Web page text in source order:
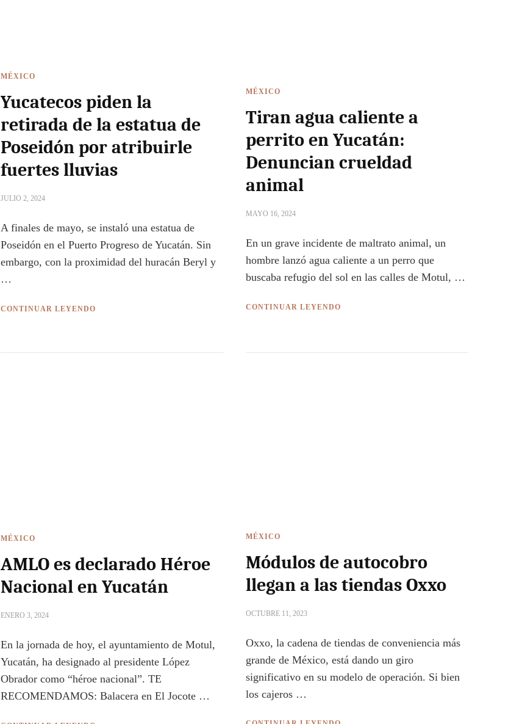
MÉXICO
Yucatecos piden la
retirada de la estatua de
Poseidón por atribuirle
fuertes lluvias
JULIO 2, 2024
A finales de mayo, se instaló una estatua de
Poseidón en el Puerto Progreso de Yucatán. Sin
embargo, con la proximidad del huracán Beryl y
…
CONTINUAR LEYENDO
MÉXICO
Tiran agua caliente a
perrito en Yucatán:
Denuncian crueldad
animal
MAYO 16, 2024
En un grave incidente de maltrato animal, un
hombre lanzó agua caliente a un perro que
buscaba refugio del sol en las calles de Motul, …
CONTINUAR LEYENDO
MÉXICO
AMLO es declarado Héroe
Nacional en Yucatán
ENERO 3, 2024
En la jornada de hoy, el ayuntamiento de Motul,
Yucatán, ha designado al presidente López
Obrador como “héroe nacional”. TE
RECOMENDAMOS: Balacera en El Jocote …
MÉXICO
Módulos de autocobro
llegan a las tiendas Oxxo
OCTUBRE 11, 2023
Oxxo, la cadena de tiendas de conveniencia más
grande de México, está dando un giro
significativo en su modelo de operación. Si bien
los cajeros …